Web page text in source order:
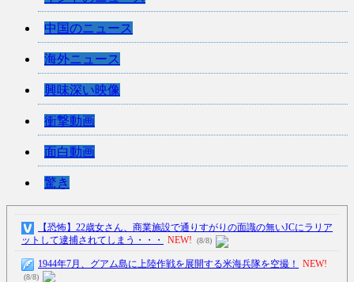
中国のニュース
海外ニュース
興味深い映像
衝撃動画
面白動画
驚き
【恐怖】22歳女さん、商業施設で通りすがりの面識の無いJCにラリア
ットして逮捕されてしまう・・・
NEW! (8/8)
1944年7月、グアム島に上陸作戦を展開する米海兵隊を空撮！ NEW!
(8/8)